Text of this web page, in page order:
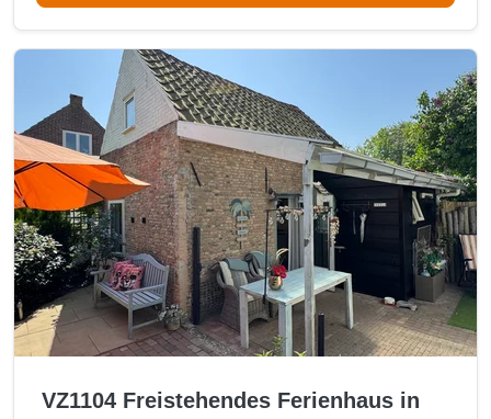
VZ1104 Freistehendes Ferienhaus in